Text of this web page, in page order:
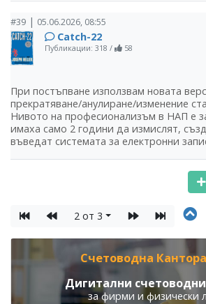
#39 | 05.06.2026, 08:55
Catch-22
Публикации: 318 / 58
При постъпване използвам новата
прекратяване/анулиране/изменение
Нивото на професионализъм в НАП е
имаха само 2 години да измислят,
въведат системата за електронни
2 от 3
Счетоводна
Дигитални счетоводни
за фирми и физически